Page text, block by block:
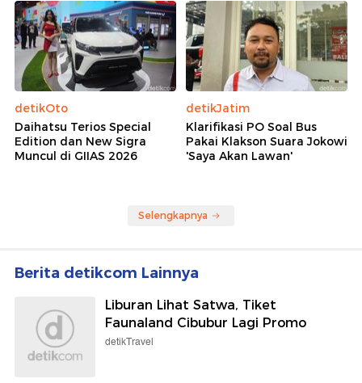
detikOto
Daihatsu Terios Special
Edition dan New Sigra
Muncul di GIIAS 2026
detikJatim
Klarifikasi PO Soal Bus
Pakai Klakson Suara Jokowi
'Saya Akan Lawan'
Selengkapnya
Berita detikcom Lainnya
Liburan Lihat Satwa, Tiket
Faunaland Cibubur Lagi Promo
detikTravel